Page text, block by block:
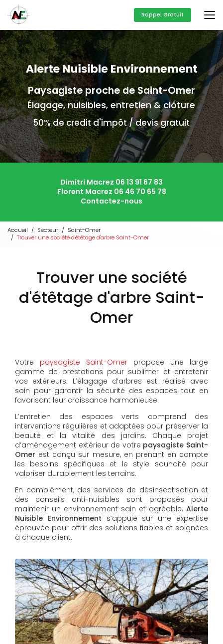
au
contenu
principal
Rappel Gratuit
Paysagiste proche de Saint-Omer
Élagage, nuisibles, entretien & clôture
50% de credit d'impôt / devis gratuit
Dimitri Macrez 06 13 91 67 83
Florent Macrez 06 46 70 65 78
Contactez-nous
Accueil Secteur
Saint-Omer
Trouver une société d'étêtage d'arbre Saint-Omer
Trouver une société
d'étêtage d'arbre Saint-
Omer
Votre paysagiste Saint-Omer propose une large
gamme de prestations pour sublimer et entretenir
vos extérieurs. L’élagage d’arbres est réalisé avec
soin pour garantir la sécurité des espaces tout en
favorisant leur croissance harmonieuse.
L’entretien des espaces verts comprend des
interventions régulières et adaptées pour préserver la
beauté et la vitalité des jardins. Chaque projet
d’aménagement extérieur de votre paysagiste Saint-
Omer est conçu sur mesure, en prenant en compte
les besoins spécifiques et le style souhaité pour
valoriser durablement les terrains.
En complément, des services de désinsectisation et
des conseils anti-nuisibles sont proposés pour
maintenir un environnement sain et agréable. Alerte
Nuisible Environnement s’appuie sur une expertise
éprouvée pour offrir des solutions fiables et soignées
à chaque client.